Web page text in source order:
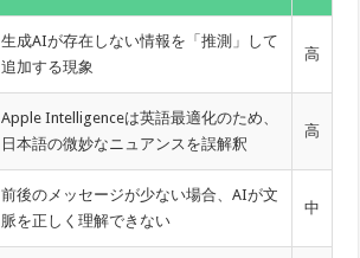
生成AIが存在しない情報を「推測」して
追加する現象
高
Apple Intelligenceは英語最適化のため、
日本語の微妙なニュアンスを誤解釈
高
前後のメッセージが少ない場合、AIが文
脈を正しく理解できない
中